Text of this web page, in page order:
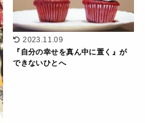
2023.11.09
『自分の幸せを真ん中に置く』が
できないひとへ